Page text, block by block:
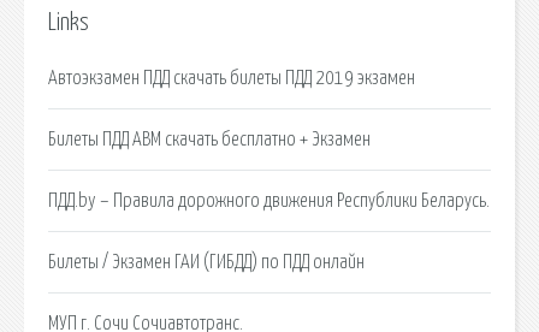
Links
Автоэкзамен ПДД скачать билеты ПДД 2019 экзамен
Билеты ПДД ABM скачать бесплатно + Экзамен
ПДД.by – Правила дорожного движения Республики Беларусь.
Билеты / Экзамен ГАИ (ГИБДД) по ПДД онлайн
МУП г. Сочи Сочиавтотранс.